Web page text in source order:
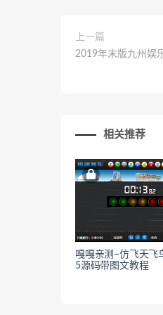
上一篇
2019年末版九州娱
相关推荐
嘎嘎亲测–仿飞天飞
5源码带图文教程